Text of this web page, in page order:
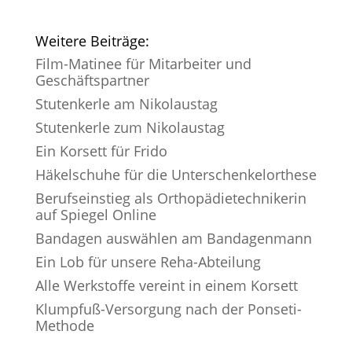
Weitere Beiträge:
Film-Matinee für Mitarbeiter und
Geschäftspartner
Stutenkerle am Nikolaustag
Stutenkerle zum Nikolaustag
Ein Korsett für Frido
Häkelschuhe für die Unterschenkelorthese
Berufseinstieg als Orthopädietechnikerin
auf Spiegel Online
Bandagen auswählen am Bandagenmann
Ein Lob für unsere Reha-Abteilung
Alle Werkstoffe vereint in einem Korsett
Klumpfuß-Versorgung nach der Ponseti-
Methode